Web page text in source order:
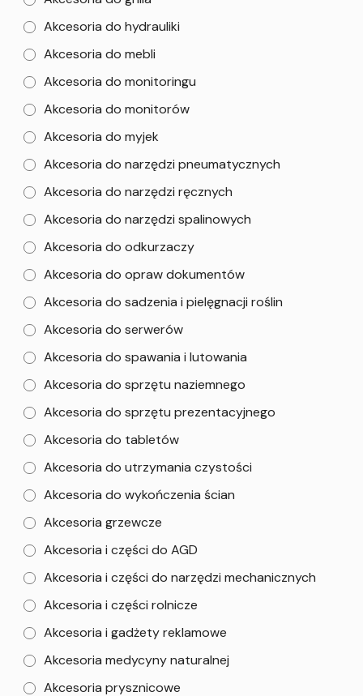
Akcesoria do hydrauliki
Akcesoria do mebli
Akcesoria do monitoringu
Akcesoria do monitorów
Akcesoria do myjek
Akcesoria do narzędzi pneumatycznych
Akcesoria do narzędzi ręcznych
Akcesoria do narzędzi spalinowych
Akcesoria do odkurzaczy
Akcesoria do opraw dokumentów
Akcesoria do sadzenia i pielęgnacji roślin
Akcesoria do serwerów
Akcesoria do spawania i lutowania
Akcesoria do sprzętu naziemnego
Akcesoria do sprzętu prezentacyjnego
Akcesoria do tabletów
Akcesoria do utrzymania czystości
Akcesoria do wykończenia ścian
Akcesoria grzewcze
Akcesoria i części do AGD
Akcesoria i części do narzędzi mechanicznych
Akcesoria i części rolnicze
Akcesoria i gadżety reklamowe
Akcesoria medycyny naturalnej
Akcesoria prysznicowe